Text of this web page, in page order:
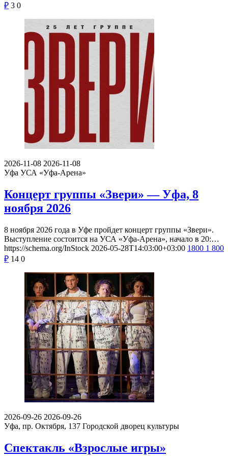
₽ 3 0
2026-11-08 2026-11-08
Уфа УСА «Уфа-Арена»
Концерт группы «Звери» — Уфа, 8
ноября 2026
8 ноября 2026 года в Уфе пройдет концерт группы «Звери».
Выступление состоится на УСА «Уфа-Арена», начало в 20:…
https://schema.org/InStock 2026-05-28T14:03:00+03:00 1800 1 800
₽ 14 0
2026-09-26 2026-09-26
Уфа, пр. Октября, 137 Городской дворец культуры
Спектакль «Взрослые игры»